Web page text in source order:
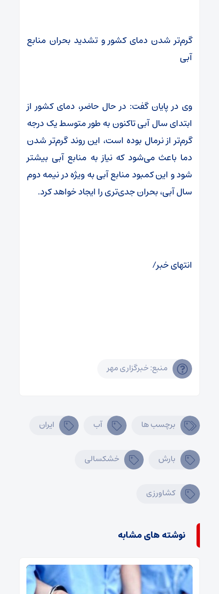
گرم‌تر شدن دمای کشور و تشدید بحران منابع
آبی
وی در پایان گفت: در حال حاضر، دمای کشور از
ابتدای سال آبی تاکنون به طور متوسط یک درجه
گرم‌تر از نرمال بوده است، این روند گرم‌تر شدن
دما باعث می‌شود که نیاز به منابع آبی بیشتر
شود و این کمبود منابع آبی به ویژه در نیمه دوم
سال آبی، بحران جدی‌تری را ایجاد خواهد کرد.
انتهای خبر/
منبع: خبرگزاری مهر
برچسب ها آب ایران
بارش خشکسالی
کشاورزی
نوشته های مشابه